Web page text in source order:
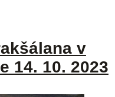
v
14. 10. 2023